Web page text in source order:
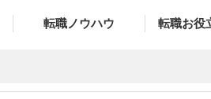
転職ノウハウ 転職お役